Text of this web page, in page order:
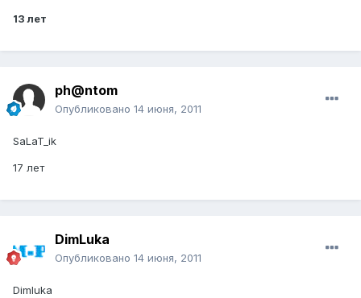
13 лет
ph@ntom
Опубликовано 14 июня, 2011
SaLaT_ik
17 лет
DimLuka
Опубликовано 14 июня, 2011
Dimluka